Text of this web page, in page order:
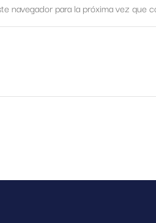
navegador para la próxima vez que